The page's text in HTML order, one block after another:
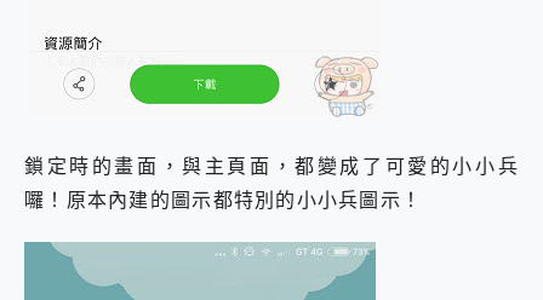
鎖定時的畫面，與主頁面，都變成了可愛的小小兵
囉！原本內建的圖示都特別的小小兵圖示！